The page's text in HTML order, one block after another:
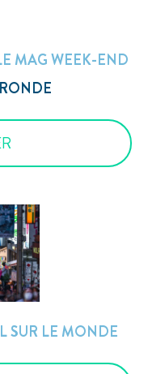
MAG WEEK-END
SUR LE MONDE